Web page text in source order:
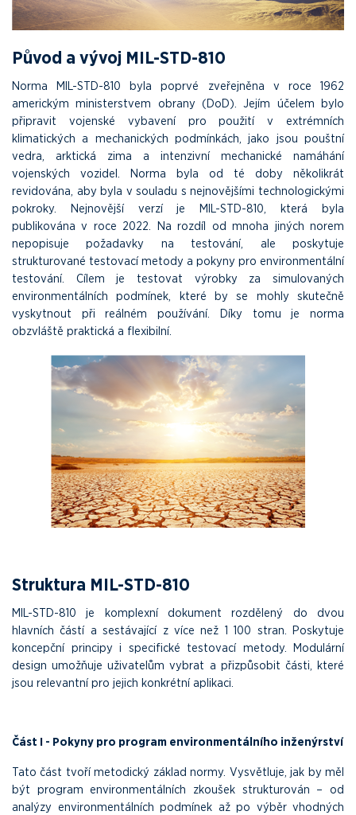
Původ a vývoj MIL-STD-810
Norma MIL-STD-810 byla poprvé zveřejněna v roce 1962
americkým ministerstvem obrany (DoD). Jejím účelem bylo
připravit vojenské vybavení pro použití v extrémních
klimatických a mechanických podmínkách, jako jsou pouštní
vedra, arktická zima a intenzivní mechanické namáhání
vojenských vozidel. Norma byla od té doby několikrát
revidována, aby byla v souladu s nejnovějšími technologickými
pokroky. Nejnovější verzí je MIL-STD-810, která byla
publikována v roce 2022. Na rozdíl od mnoha jiných norem
nepopisuje požadavky na testování, ale poskytuje
strukturované testovací metody a pokyny pro environmentální
testování. Cílem je testovat výrobky za simulovaných
environmentálních podmínek, které by se mohly skutečně
vyskytnout při reálném používání. Díky tomu je norma
obzvláště praktická a flexibilní.
Struktura MIL-STD-810
MIL-STD-810 je komplexní dokument rozdělený do dvou
hlavních částí a sestávající z více než 1 100 stran. Poskytuje
koncepční principy i specifické testovací metody. Modulární
design umožňuje uživatelům vybrat a přizpůsobit části, které
jsou relevantní pro jejich konkrétní aplikaci.
Část I - Pokyny pro program environmentálního inženýrství
Tato část tvoří metodický základ normy. Vysvětluje, jak by měl
být program environmentálních zkoušek strukturován – od
analýzy environmentálních podmínek až po výběr vhodných